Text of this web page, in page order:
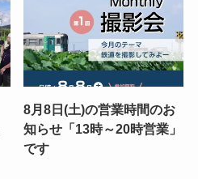
8月8日(土)の営業時間のお
知らせ「13時～20時営業」
です